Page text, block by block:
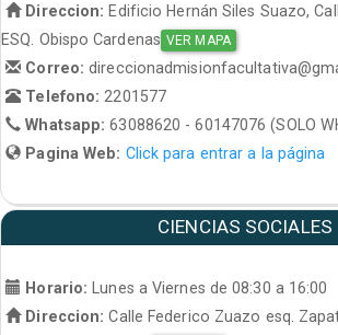
Direccion: Edificio Hernán Siles Suazo,
ESQ. Obispo Cardenas VER MAPA
Correo:
Telefono: 2201577
Whatsapp:63088620 - 60147076 (SOLO
Pagina Web: Click para entrar a la página
CIENCIAS SOCIALES
Horario:
Lunes a Viernes de 08:30 a 16:00
Direccion: Calle Federico Zuazo esq.